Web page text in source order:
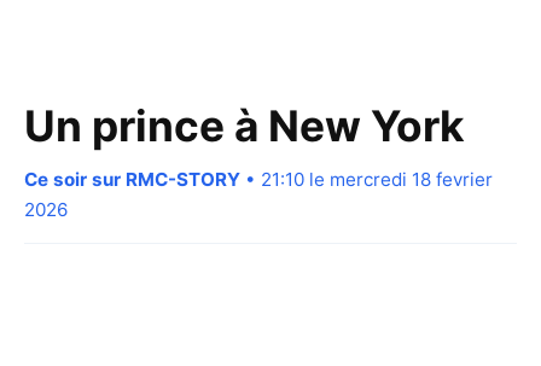
Un prince à New York
Ce soir sur RMC-STORY • 21:10 le mercredi 18 fevrier
2026